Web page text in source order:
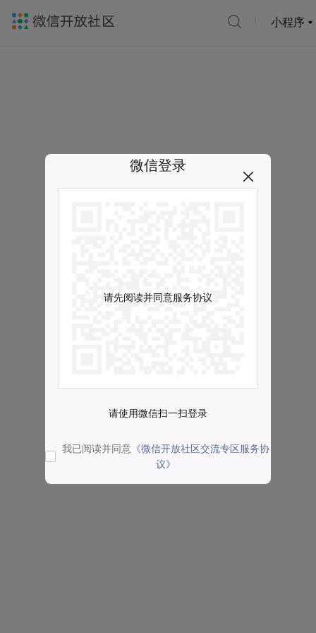
小程序
微信登录
请先阅读并同意服务协议
请使用微信扫一扫登录
我已阅读并同意 《微信开放社区交流专区服务协
议》